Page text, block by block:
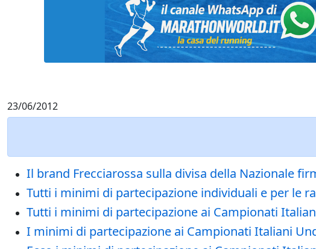
23/06/2012
Il brand Frecciarossa sulla divisa della Nazionale
Tutti i minimi di partecipazione individuali e per le
Tutti i minimi di partecipazione ai Campionati
I minimi di partecipazione ai Campionati Italiani